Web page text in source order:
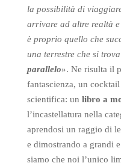
la possibilità di
arrivare ad altre realtà e
è proprio quello che
una terrestre che si
parallelo». Ne risulta il
fantascienza, un
scientifica: un libro a
l’incastellatura nella
aprendosi un raggio di
e dimostrando a grandi
siamo che noi l’unico